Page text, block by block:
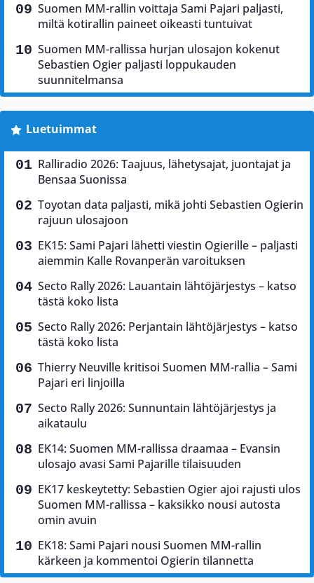
Suomen MM-rallin voittaja Sami Pajari paljasti,
miltä kotirallin paineet oikeasti tuntuivat
Suomen MM-rallissa hurjan ulosajon kokenut
Sebastien Ogier paljasti loppukauden
suunnitelmansa
Luetuimmat
Ralliradio 2026: Taajuus, lähetysajat, juontajat ja
Bensaa Suonissa
Toyotan data paljasti, mikä johti Sebastien Ogierin
rajuun ulosajoon
EK15: Sami Pajari lähetti viestin Ogierille – paljasti
aiemmin Kalle Rovanperän varoituksen
Secto Rally 2026: Lauantain lähtöjärjestys – katso
tästä koko lista
Secto Rally 2026: Perjantain lähtöjärjestys – katso
tästä koko lista
Thierry Neuville kritisoi Suomen MM-rallia – Sami
Pajari eri linjoilla
Secto Rally 2026: Sunnuntain lähtöjärjestys ja
aikataulu
EK14: Suomen MM-rallissa draamaa – Evansin
ulosajo avasi Sami Pajarille tilaisuuden
EK17 keskeytetty: Sebastien Ogier ajoi rajusti ulos
Suomen MM-rallissa – kaksikko nousi autosta
omin avuin
EK18: Sami Pajari nousi Suomen MM-rallin
kärkeen ja kommentoi Ogierin tilannetta